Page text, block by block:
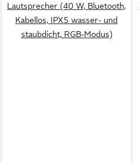
Lautsprecher (40 W, Bluetooth,
Kabellos, IPX5 wasser- und
staubdicht, RGB-Modus)